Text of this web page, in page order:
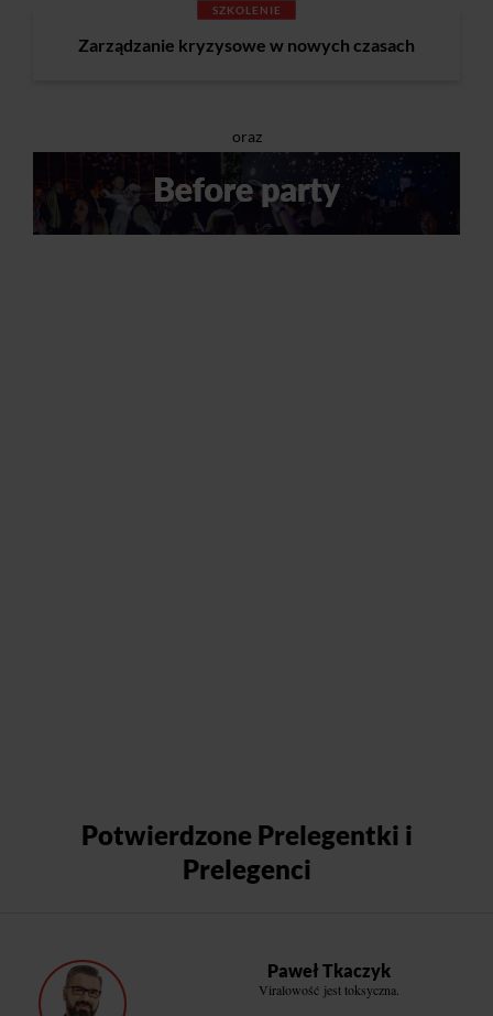
SZKOLENIE
Zarządzanie kryzysowe w nowych czasach
oraz
Potwierdzone Prelegentki i
Prelegenci
Paweł Tkaczyk
Viralowość jest toksyczna.